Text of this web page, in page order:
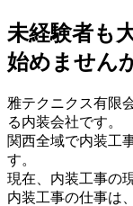
未経験者も
始めません
雅テクニクス有限
る内装会社です。
関西全域で内装工
す。
現在、内装工事の
内装工事の仕事は